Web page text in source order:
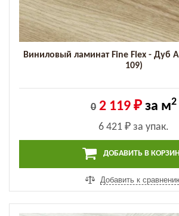
Виниловый ламинат Fine Flex - Дуб
109)
0 2 119 ₽ за м2
6 421 ₽ за упак.
ДОБАВИТЬ В
Добавить к